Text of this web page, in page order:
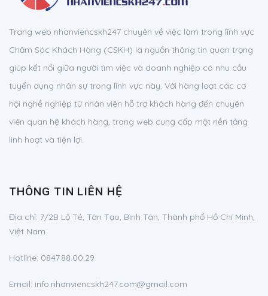
Trang web nhanviencskh247 chuyên về việc làm trong lĩnh vực
Chăm Sóc Khách Hàng (CSKH) là nguồn thông tin quan trọng
giúp kết nối giữa người tìm việc và doanh nghiệp có nhu cầu
tuyển dụng nhân sự trong lĩnh vực này. Với hàng loạt các cơ
hội nghề nghiệp từ nhân viên hỗ trợ khách hàng đến chuyên
viên quan hệ khách hàng, trang web cung cấp một nền tảng
linh hoạt và tiện lợi.
THÔNG TIN LIÊN HỆ
Địa chỉ: 7/2B Lộ Tẻ, Tân Tạo, Bình Tân, Thành phố Hồ Chí Minh,
Việt Nam
Hotline: 0847.88.00.29
Email: info.nhanviencskh247.com@gmail.com